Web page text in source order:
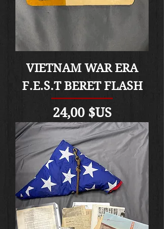
VIETNAM WAR ERA
F.E.S.T BERET FLASH
Prix
24,00 $US